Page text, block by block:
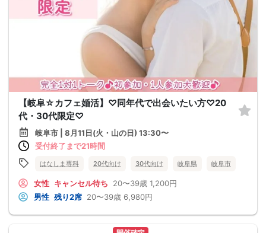
【岐阜☆カフェ婚活】♡同年代で出会いたい方♡20
代・30代限定♡
岐阜市 | 8月11日(火・山の日) 13:30〜
受付終了まで21時間
はなしま専科 20代向け 30代向け 岐阜県 岐阜市
女性 キャンセル待ち 20〜39歳 1,200円
男性 残り2席 20〜39歳 6,980円